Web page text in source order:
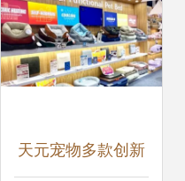
式
天元宠物多款创新